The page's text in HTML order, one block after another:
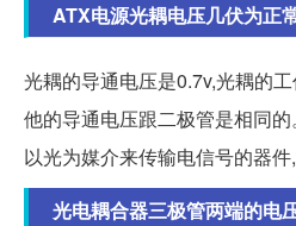
ATX电源光耦电压几伏为正
光耦的导通电压是0.7v,光耦的
他的导通电压跟二极管是相同
以光为媒介来传输电信号的器件,
光电耦合器三极管两端的电